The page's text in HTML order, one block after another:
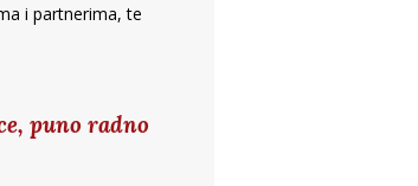
i partnerima, te
puno radno